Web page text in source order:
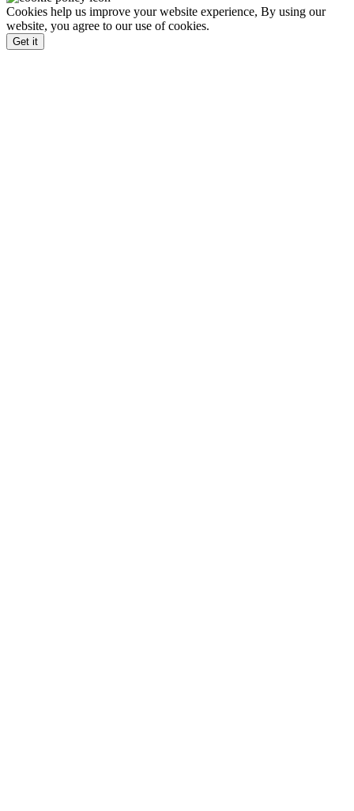
Cookies help us improve your website experience, By using our
website, you agree to our use of cookies.
Get it